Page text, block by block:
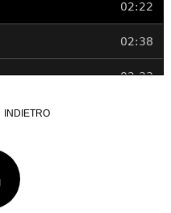
INDIETRO